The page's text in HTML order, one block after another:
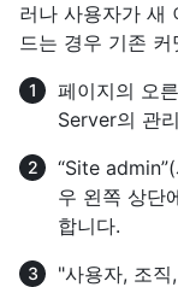
러나 사용자가 새
드는 경우 기존
페이지의 오
Server의 관
“Site
우 왼쪽 상단
합니다.
"사용자, 조